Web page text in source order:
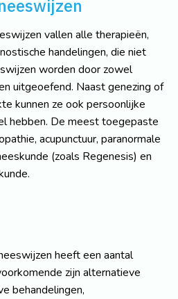
vallen alle therapieën,
handelingen, die niet
worden door zowel
uitgeoefend. Naast genezing of
kunnen ze ook persoonlijke
hebben. De meest toegepaste
acupunctuur, paranormale
(zoals Regenesis) en
heeft een aantal
zijn alternatieve
behandelingen,